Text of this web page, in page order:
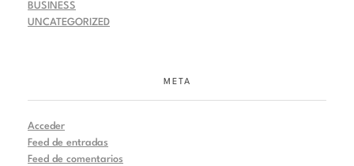
BUSINESS
UNCATEGORIZED
META
Acceder
Feed de entradas
Feed de comentarios